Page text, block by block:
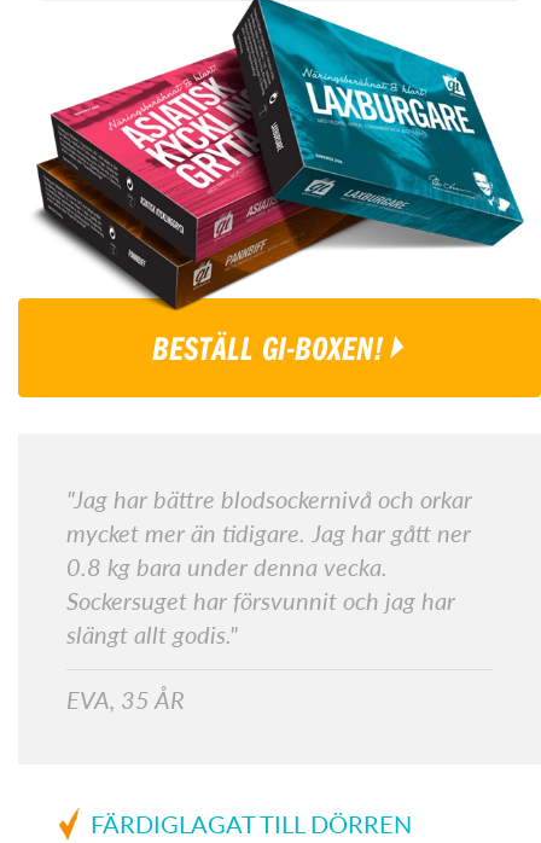
BESTÄLL GI-BOXEN!
"Jag har bättre blodsockernivå och orkar
mycket mer än tidigare. Jag har gått ner
0.8 kg bara under denna vecka.
Sockersuget har försvunnit och jag har
slängt allt godis."
EVA, 35 ÅR
FÄRDIGLAGAT TILL DÖRREN